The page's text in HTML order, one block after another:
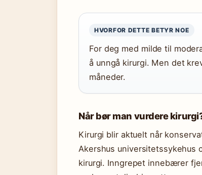
HVORFOR DETTE BETYR NOE
For deg med milde til
å unngå kirurgi. Men det
måneder.
Når bør man vurdere
Kirurgi blir aktuelt når
Akershus universitetssykehus
kirurgi. Inngrepet innebærer